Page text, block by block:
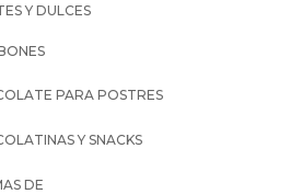
Y DULCES
PARA POSTRES
Y SNACKS
DE